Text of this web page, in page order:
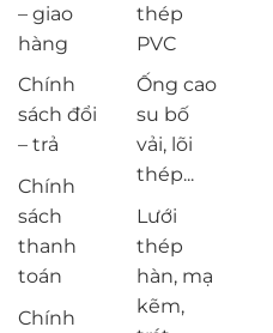
– giao
hàng
Chính
sách đổi
– trả
Chính
sách
thanh
toán
Chính
thép
PVC
Ống cao
su bố
vải, lõi
thép...
Lưới
thép
hàn, mạ
kẽm,